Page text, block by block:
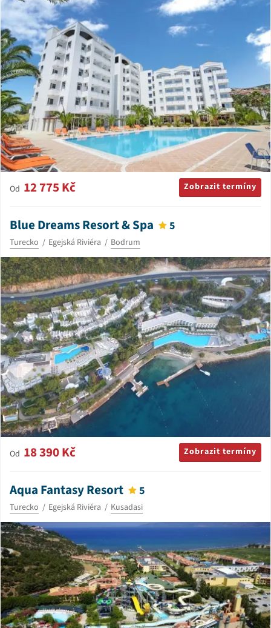
Od 12 775 Kč Zobrazit termíny
Blue Dreams Resort & Spa 5
Turecko Egejská Riviéra Bodrum
Od 18 390 Kč Zobrazit termíny
Aqua Fantasy Resort 5
Turecko Egejská Riviéra Kusadasi